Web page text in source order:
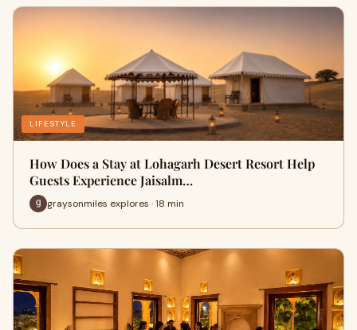
LIFESTYLE
How Does a Stay at Lohagarh Desert Resort Help
Guests Experience Jaisalm…
graysonmiles explores · 18 min